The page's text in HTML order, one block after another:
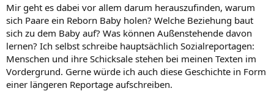
Mir geht es dabei vor allem darum herauszufinden, warum
sich Paare ein Reborn Baby holen? Welche Beziehung baut
sich zu dem Baby auf? Was können Außenstehende davon
lernen? Ich selbst schreibe hauptsächlich Sozialreportagen:
Menschen und ihre Schicksale stehen bei meinen Texten im
Vordergrund. Gerne würde ich auch diese Geschichte in Form
einer längeren Reportage aufschreiben.